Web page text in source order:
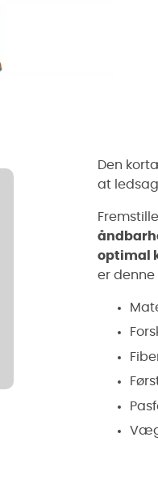
Den
at
optimal
er